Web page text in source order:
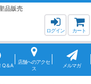
品販売
ログイン カート
Q＆A
店舗へのアクセ
ス
メルマガ